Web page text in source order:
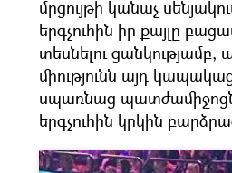
մրցույթի կանաչ
երգչուհին իր քայլը
տեսնելու
միությունն այդ
սպառնաց
երգչուհին կրկին